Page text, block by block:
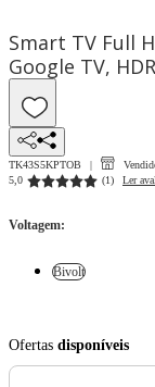
Smart TV Full
Google TV,
TK43S5KPTOB
5,0
(1) Ler
Voltagem:
Bivolt
Ofertas disponíveis